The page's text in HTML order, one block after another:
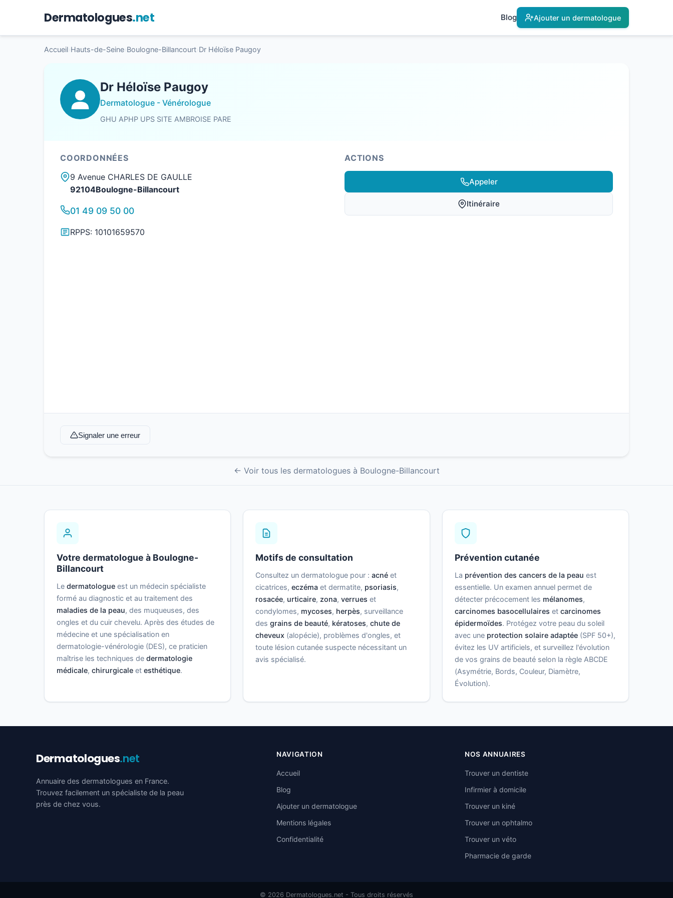
Dermatologues.net Blog Ajouter un dermatologue
Accueil Hauts-de-Seine Boulogne-Billancourt Dr Héloïse Paugoy
Dr Héloïse Paugoy
Dermatologue - Vénérologue
GHU APHP UPS SITE AMBROISE PARE
COORDONNÉES
9 Avenue CHARLES DE GAULLE
92104Boulogne-Billancourt
01 49 09 50 00
RPPS: 10101659570
ACTIONS
Appeler
Itinéraire
Signaler une erreur
← Voir tous les dermatologues à Boulogne-Billancourt
Votre dermatologue à Boulogne-
Billancourt
Le dermatologue est un médecin spécialiste
formé au diagnostic et au traitement des
maladies de la peau, des muqueuses, des
ongles et du cuir chevelu. Après des études de
médecine et une spécialisation en
dermatologie-vénérologie (DES), ce praticien
maîtrise les techniques de dermatologie
médicale, chirurgicale et esthétique.
Motifs de consultation
Consultez un dermatologue pour :acné et
cicatrices,eczéma et dermatite, psoriasis,
rosacée, urticaire, zona,verrues et
condylomes, mycoses, herpès, surveillance
desgrains de beauté, kératoses,chute de
cheveux (alopécie), problèmes d'ongles, et
toute lésion cutanée suspecte nécessitant un
avis spécialisé.
Prévention cutanée
La prévention des cancers de la peau est
essentielle. Un examen annuel permet de
détecter précocement les mélanomes,
carcinomes basocellulaires et carcinomes
épidermoïdes. Protégez votre peau du soleil
avec une protection solaire adaptée(SPF 50+),
évitez les UV artificiels, et surveillez l'évolution
de vos grains de beauté selon la règle ABCDE
(Asymétrie, Bords, Couleur, Diamètre,
Évolution).
Dermatologues.net
Annuaire des dermatologues en France.
Trouvez facilement un spécialiste de la peau
près de chez vous.
NAVIGATION
Accueil
Blog
Ajouter un dermatologue
Mentions légales
Confidentialité
NOS ANNUAIRES
Trouver un dentiste
Infirmier à domicile
Trouver un kiné
Trouver un ophtalmo
Trouver un véto
Pharmacie de garde
© 2026 Dermatologues.net - Tous droits réservés